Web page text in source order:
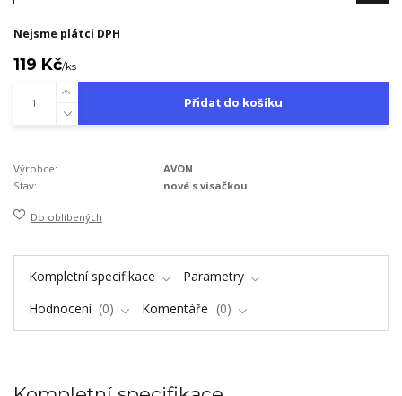
Nejsme plátci DPH
119 Kč/ks
Přidat do košíku
Výrobce:
AVON
Stav:
nové s visačkou
Do oblíbených
Kompletní specifikace
Parametry
Hodnocení
0 Komentáře 0